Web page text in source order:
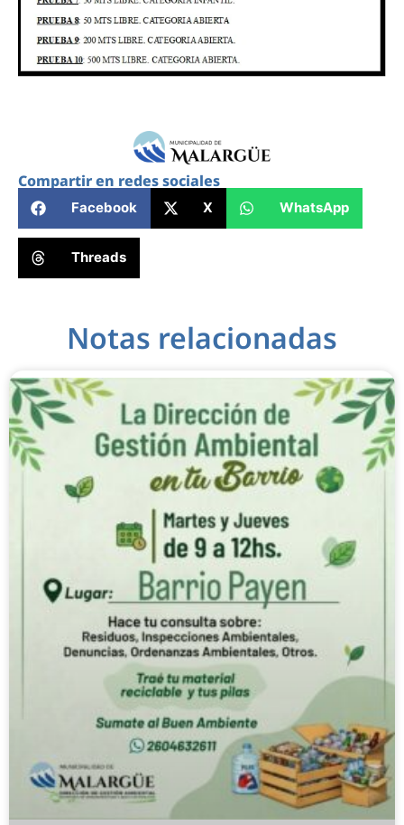
Compartir en redes sociales
Facebook X WhatsApp
Threads
Notas relacionadas